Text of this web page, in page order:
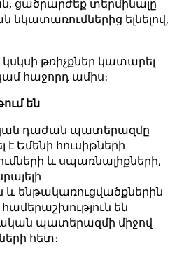
ցածրարժեք տերմինալը
ելնելով,
թռիչքներ կատարել
հաջորդ ամիս։
են
դաժան պատերազմը
Եմենի հուսիթների
և սպառնալիքների,
ենթակառուցվածքներին
են
պատերազմի միջով
հետ։